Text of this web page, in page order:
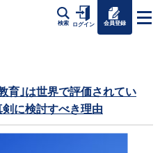
検索 ログイン 会員登録
育｣は世界で評価されてい
に検討すべき理由